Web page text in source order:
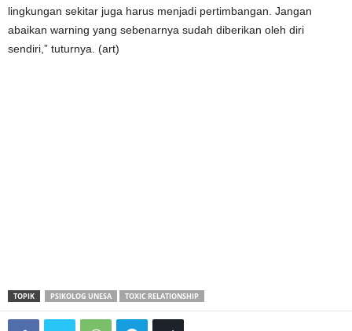
lingkungan sekitar juga harus menjadi pertimbangan. Jangan
abaikan warning yang sebenarnya sudah diberikan oleh diri
sendiri,” tuturnya. (art)
TOPIK PSIKOLOG UNESA TOXIC RELATIONSHIP